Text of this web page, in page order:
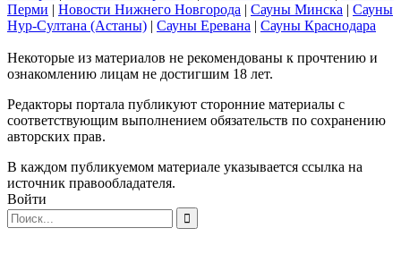
Перми | Новости Нижнего Новгорода | Сауны Минска | Сауны
Нур-Султана (Астаны) | Сауны Еревана | Сауны Краснодара
Некоторые из материалов не рекомендованы к прочтению и
ознакомлению лицам не достигшим 18 лет.
Редакторы портала публикуют сторонние материалы с
соответствующим выполнением обязательств по сохранению
авторских прав.
В каждом публикуемом материале указывается ссылка на
источник правообладателя.
Войти